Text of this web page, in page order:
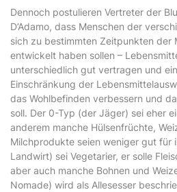
Dennoch postulieren Vertreter der
D’Adamo, dass Menschen der
sich zu bestimmten Zeitpunkten der
entwickelt haben sollen –
unterschiedlich gut vertragen und
Einschränkung der
das Wohlbefinden verbessern und
soll. Der 0-Typ (der Jäger) sei eher
anderem manche Hülsenfrüchte,
Milchprodukte seien weniger gut für
Landwirt) sei Vegetarier, er solle
aber auch manche Bohnen und
Nomade) wird als Allesesser